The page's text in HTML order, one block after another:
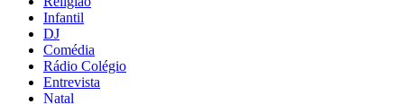
Infantil
DJ
Comédia
Rádio Colégio
Entrevista
Natal